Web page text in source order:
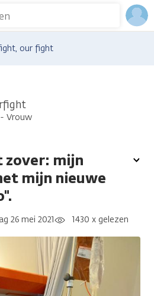
our fight
Vrouw
zover: mijn
mijn nieuwe
26 mei 2021 1430 x gelezen